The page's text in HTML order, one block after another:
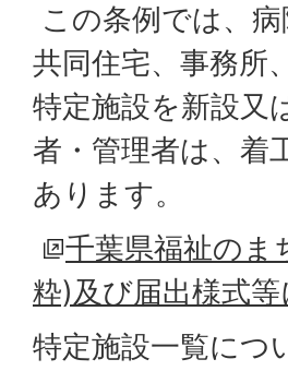
この条例では、
共同住宅、事務所
特定施設を新設又
者・管理者は、着
あります。
千葉県福祉のま
粋)及び届出様式
特定施設一覧につ